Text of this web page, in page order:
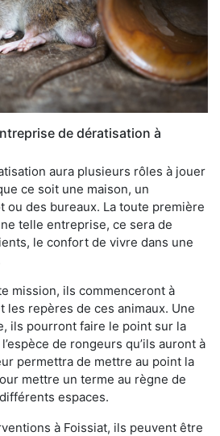
de dératisation à
aura plusieurs rôles à jouer
ce soit une maison, un
ou des bureaux. La toute première
telle entreprise, ce sera de
le confort de vivre dans une
mission, ils commenceront à
les repères de ces animaux. Une
ils pourront faire le point sur la
de rongeurs qu’ils auront à
permettra de mettre au point la
mettre un terme au règne de
espaces.
à Foissiat, ils peuvent être